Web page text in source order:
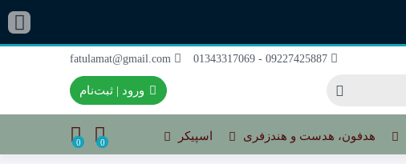
ورود | ثبت‌نام
هدفون، هدست و هندزفری اسپیکر 0
0